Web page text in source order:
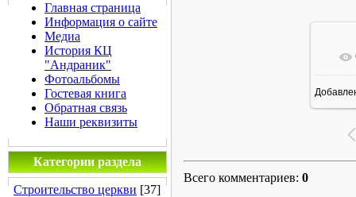
Главная страница
Информация о сайте
Медиа
История КЦ
"Андраник"
Фотоальбомы
Гостевая книга
Обратная связь
Наши реквизиты
Категории раздела
Строительство церкви [37]
Всего комментариев: 0